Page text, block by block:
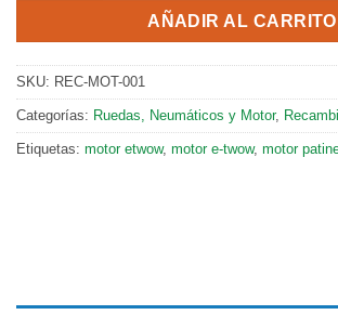
AÑADIR AL CARRITO
SKU: REC-MOT-001
Categorías: Ruedas, Neumáticos y Motor,
Etiquetas: motor etwow, motor e-twow, motor